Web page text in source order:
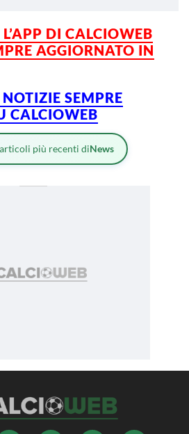
DI CALCIOWEB
AGGIORNATO IN
SEMPRE
CALCIOWEB
più recenti diNews